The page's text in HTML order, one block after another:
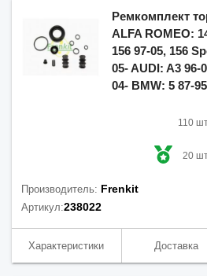
Ремкомплект
ALFA ROMEO:
156 97-05, 156
05- AUDI: A3 96-
04- BMW: 5 87-
110
20
Производитель: Frenkit
Артикул:238022
Характеристики Доставка